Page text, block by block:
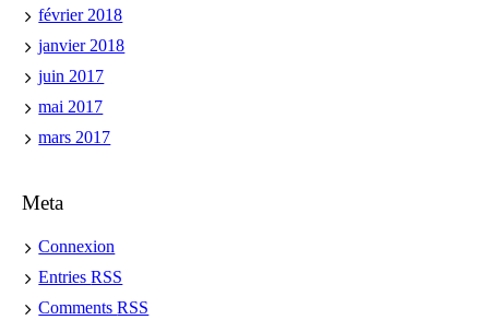
février 2018
janvier 2018
juin 2017
mai 2017
mars 2017
Meta
Connexion
EntriesRSS
CommentsRSS